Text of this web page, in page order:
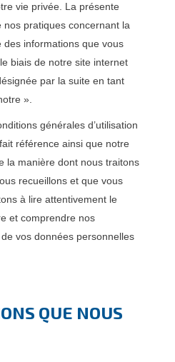
vie privée. La présente
pratiques concernant la
des informations que vous
biais de notre site internet
par la suite en tant
».
générales d’utilisation
référence ainsi que notre
la manière dont nous traitons
recueillons et que vous
à lire attentivement le
et comprendre nos
vos données personnelles
QUE NOUS